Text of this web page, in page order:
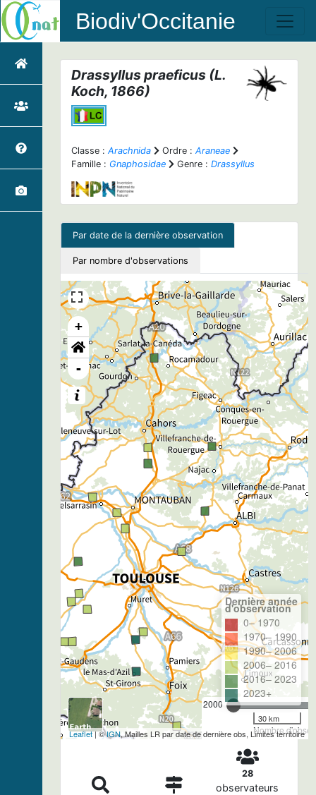
Biodiv'Occitanie
Drassyllus praeficus (L.
Koch, 1866)
Classe : Arachnida Ordre : Araneae
Famille : Gnaphosidae Genre : Drassyllus
Par date de la dernière observation
Par nombre d'observations
+
-
2000
Nombre
Dernière année
d'observation
0– 1970
1970– 1990
1990– 2006
2006– 2016
2016– 2023
2023+
30 km
Leaflet| ©IGN, Mailles LR par date de dernière obs, Limites territoire
28
observateurs